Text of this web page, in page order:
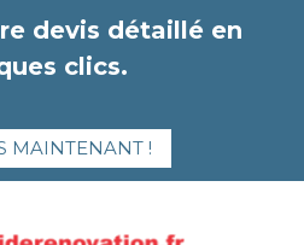
devis détaillé en
clics.
MAINTENANT !